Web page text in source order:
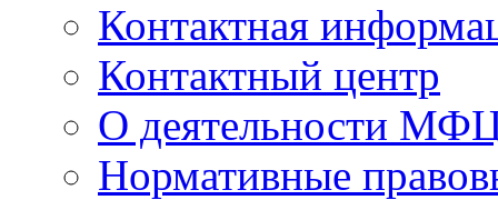
Контактная
Контактный центр
О деятельности
Нормативные